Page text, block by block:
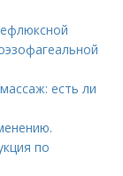
есть ли
по